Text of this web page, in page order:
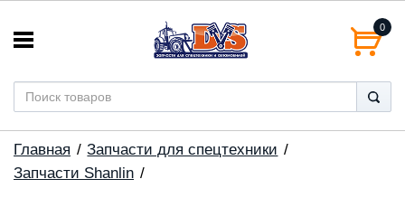
0
Главная
Запчасти для спецтехники
Запчасти Shanlin